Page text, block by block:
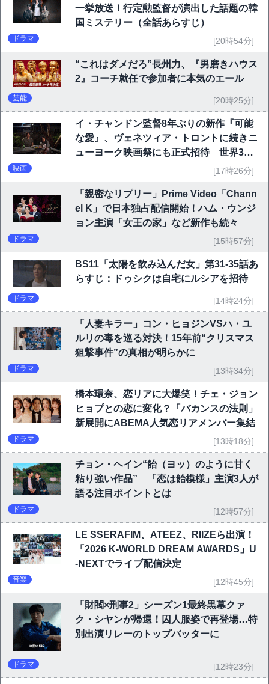
一挙放送！行定勲監督が演出した話題の韓
国ミステリー（全話あらすじ）
ドラマ [20時54分]
“これはダメだろ”長州力、『男磨きハウス
2』コーチ就任で参加者に本気のエール
芸能 [20時25分]
イ・チャンドン監督8年ぶりの新作『可能
な愛』、ヴェネツィア・トロントに続きニ
ューヨーク映画祭にも正式招待 世界3大
映画 [17時26分]
「親密なリプリー」Prime Video「Chann
el K」で日本独占配信開始！ハム・ウンジ
ョン主演「女王の家」など新作も続々
ドラマ [15時57分]
BS11「太陽を飲み込んだ女」第31-35話あ
らすじ：ドゥシクは自宅にルシアを招待
ドラマ [14時24分]
「人妻キラー」コン・ヒョジンVSハ・ユ
ルリの毒を巡る対決！15年前“クリスマス
狙撃事件”の真相が明らかに
ドラマ [13時34分]
橋本環奈、恋リアに大爆笑！チェ・ジョン
ヒョプとの恋に変化？「バカンスの法則」
新展開にABEMA人気恋リアメンバー集結
ドラマ [13時18分]
チョン・ヘイン“飴（ヨッ）のように甘く
粘り強い作品” 「恋は飴模様」主演3人が
語る注目ポイントとは
ドラマ [12時57分]
LE SSERAFIM、ATEEZ、RIIZEら出演！
「2026 K-WORLD DREAM AWARDS」U
-NEXTでライブ配信決定
音楽 [12時45分]
「財閥×刑事2」シーズン1最終黒幕クァ
ク・シヤンが帰還！囚人服姿で再登場…特
別出演リレーのトップバッターに
ドラマ [12時23分]